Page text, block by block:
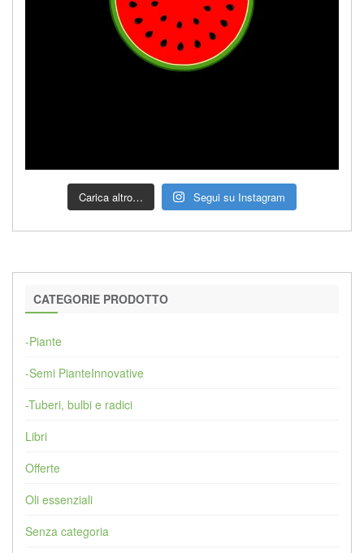
Carica altro… Segui su Instagram
CATEGORIE PRODOTTO
-Piante
-Semi PianteInnovative
-Tuberi, bulbi e radici
Libri
Offerte
Oli essenziali
Senza categoria